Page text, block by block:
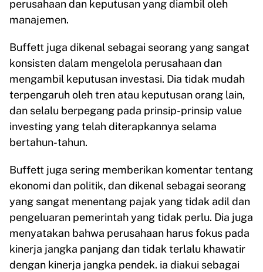
perusahaan dan keputusan yang diambil oleh
manajemen.
Buffett juga dikenal sebagai seorang yang sangat
konsisten dalam mengelola perusahaan dan
mengambil keputusan investasi. Dia tidak mudah
terpengaruh oleh tren atau keputusan orang lain,
dan selalu berpegang pada prinsip-prinsip value
investing yang telah diterapkannya selama
bertahun-tahun.
Buffett juga sering memberikan komentar tentang
ekonomi dan politik, dan dikenal sebagai seorang
yang sangat menentang pajak yang tidak adil dan
pengeluaran pemerintah yang tidak perlu. Dia juga
menyatakan bahwa perusahaan harus fokus pada
kinerja jangka panjang dan tidak terlalu khawatir
dengan kinerja jangka pendek. ia diakui sebagai